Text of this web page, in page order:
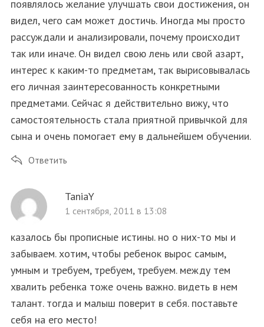
появлялось желание улучшать свои достижения, он
видел, чего сам может достичь. Иногда мы просто
рассуждали и анализировали, почему происходит
так или иначе. Он видел свою лень или свой азарт,
интерес к каким-то предметам, так вырисовывалась
его личная заинтересованность конкретными
предметами. Сейчас я действительно вижу, что
самостоятельность стала приятной привычкой для
сына и очень помогает ему в дальнейшем обучении.
Ответить
TaniaY
1 сентября, 2011 в 13:08
казалось бы прописные истины. но о них-то мы и
забываем. хотим, чтобы ребенок вырос самым,
умным и требуем, требуем, требуем. между тем
хвалить ребенка тоже очень важно. видеть в нем
талант. тогда и малыш поверит в себя. поставьте
себя на его место!